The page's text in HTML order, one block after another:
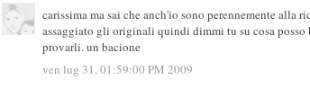
carissima ma sai che anch'io sono perennemente alla
assaggiato gli originali quindi dimmi tu su cosa
provarli. un bacione
ven lug 31, 01:59:00 PM 2009